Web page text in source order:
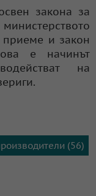
закона за
приеме и закон
е начинът
на
(56)